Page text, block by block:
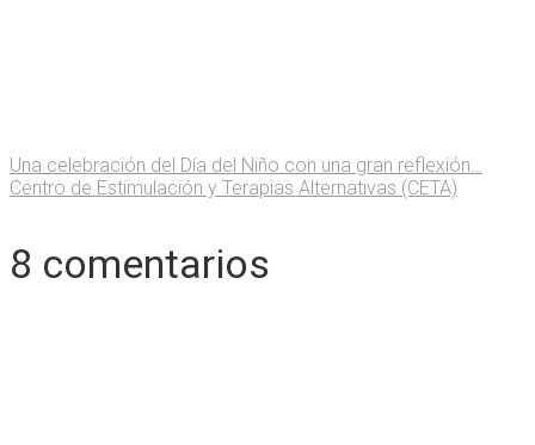
Una celebración del Día del Niño con una gran reflexión…
Centro de Estimulación y Terapias Alternativas (CETA)
8 comentarios